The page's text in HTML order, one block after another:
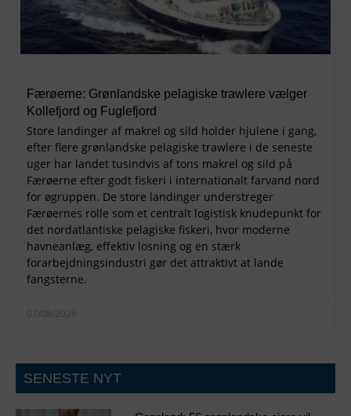
Færøerne: Grønlandske pelagiske trawlere vælger
Kollefjord og Fuglefjord
Store landinger af makrel og sild holder hjulene i gang,
efter flere grønlandske pelagiske trawlere i de seneste
uger har landet tusindvis af tons makrel og sild på
Færøerne efter godt fiskeri i internationalt farvand nord
for øgruppen. De store landinger understreger
Færøernes rolle som et centralt logistisk knudepunkt for
det nordatlantiske pelagiske fiskeri, hvor moderne
havneanlæg, effektiv losning og en stærk
forarbejdningsindustri gør det attraktivt at lande
fangsterne.
07/08/2026
SENESTE NYT